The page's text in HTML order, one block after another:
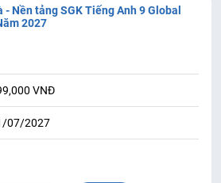
- Nền tảng SGK Tiếng Anh 9 Global
2027
VNĐ
07/2027